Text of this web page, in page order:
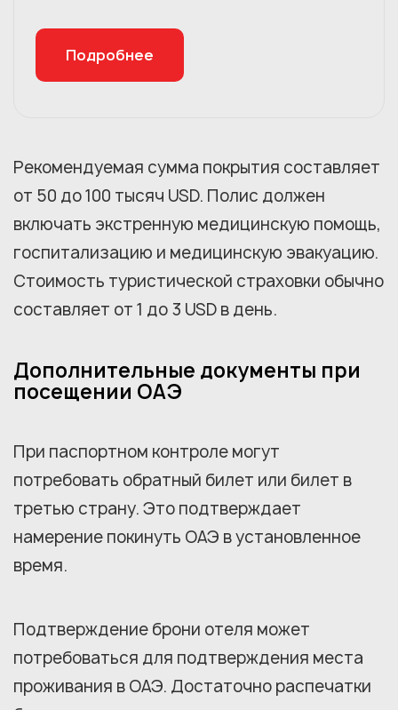
Подробнее
Рекомендуемая сумма покрытия составляет
от 50 до 100 тысяч USD. Полис должен
включать экстренную медицинскую помощь,
госпитализацию и медицинскую эвакуацию.
Стоимость туристической страховки обычно
составляет от 1 до 3 USD в день.
Дополнительные документы при
посещении ОАЭ
При паспортном контроле могут
потребовать обратный билет или билет в
третью страну. Это подтверждает
намерение покинуть ОАЭ в установленное
время.
Подтверждение брони отеля может
потребоваться для подтверждения места
проживания в ОАЭ. Достаточно распечатки